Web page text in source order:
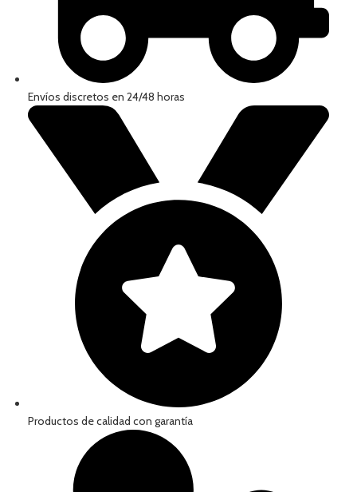
Envíos discretos en 24/48 horas
Productos de calidad con garantía